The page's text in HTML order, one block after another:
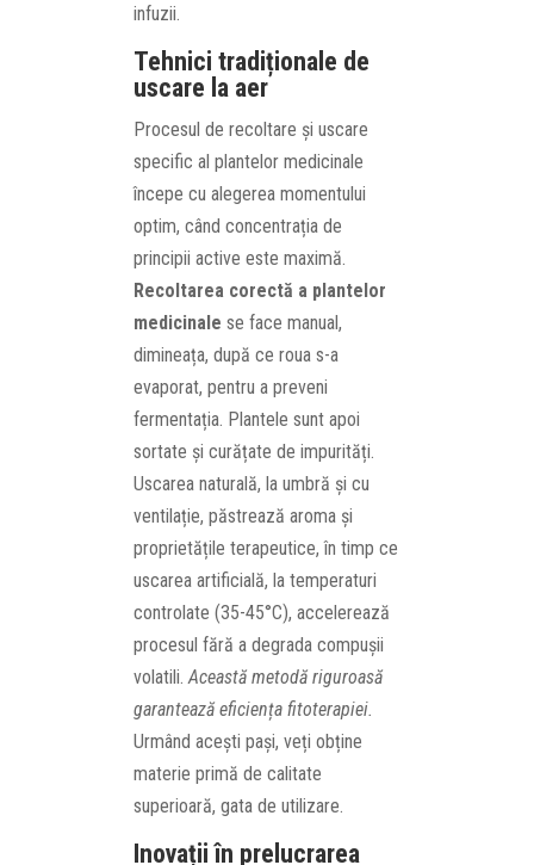
infuzii.
Tehnici tradiționale de
uscare la aer
Procesul de recoltare și uscare
specific al plantelor medicinale
începe cu alegerea momentului
optim, când concentrația de
principii active este maximă.
Recoltarea corectă a plantelor
medicinale se face manual,
dimineața, după ce roua s-a
evaporat, pentru a preveni
fermentația. Plantele sunt apoi
sortate și curățate de impurități.
Uscarea naturală, la umbră și cu
ventilație, păstrează aroma și
proprietățile terapeutice, în timp ce
uscarea artificială, la temperaturi
controlate (35-45°C), accelerează
procesul fără a degrada compușii
volatili. Această metodă riguroasă
garantează eficiența fitoterapiei.
Urmând acești pași, veți obține
materie primă de calitate
superioară, gata de utilizare.
Inovații în prelucrarea